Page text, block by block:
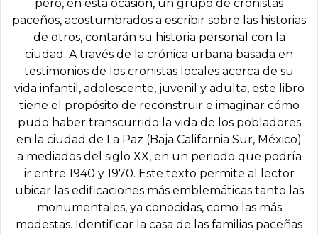
pero, en esta ocasión, un grupo de cronistas
paceños, acostumbrados a escribir sobre las historias
de otros, contarán su historia personal con la
ciudad. A través de la crónica urbana basada en
testimonios de los cronistas locales acerca de su
vida infantil, adolescente, juvenil y adulta, este libro
tiene el propósito de reconstruir e imaginar cómo
pudo haber transcurrido la vida de los pobladores
en la ciudad de La Paz (Baja California Sur, México)
a mediados del siglo XX, en un periodo que podría
ir entre 1940 y 1970. Este texto permite al lector
ubicar las edificaciones más emblemáticas tanto las
monumentales, ya conocidas, como las más
modestas. Identificar la casa de las familias paceñas